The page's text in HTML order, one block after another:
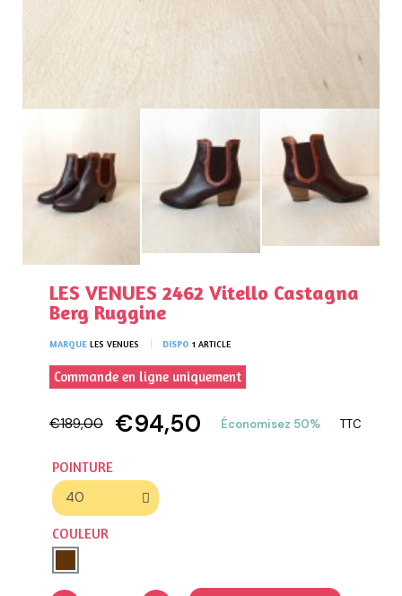
LES VENUES 2462 Vitello Castagna
Berg Ruggine
MARQUE LES VENUES DISPO 1 ARTICLE
Commande en ligne uniquement
€189,00 €94,50 Économisez 50% TTC
POINTURE
COULEUR